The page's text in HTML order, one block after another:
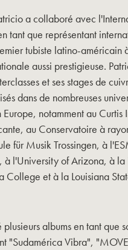
a collaboré avec
tant que représentant
tubiste latino-américain
aussi prestigieuse.
et ses stages de
dans de nombreuses
Europe, notamment au
au Conservatoire à
für Musik Trossingen, à
à l'University of Arizona, à
College et à la Louisiana
albums en tant que
"Sudamérica Vibra",